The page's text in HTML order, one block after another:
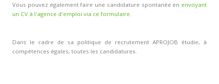
Vous pouvez également faire une candidature spontanée en envoyant
un CV à l'agence d'emploi via ce formulaire.
Dans le cadre de sa politique de recrutement APROJOB étudie, à
compétences égales, toutes les candidatures.